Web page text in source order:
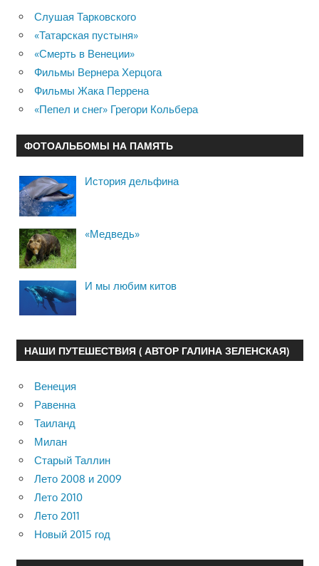
Слушая Тарковского
«Татарская пустыня»
«Смерть в Венеции»
Фильмы Вернера Херцога
Фильмы Жака Перрена
«Пепел и снег» Грегори Кольбера
ФОТОАЛЬБОМЫ НА ПАМЯТЬ
История дельфина
«Медведь»
И мы любим китов
НАШИ ПУТЕШЕСТВИЯ ( АВТОР ГАЛИНА ЗЕЛЕНСКАЯ)
Венеция
Равенна
Таиланд
Милан
Старый Таллин
Лето 2008 и 2009
Лето 2010
Лето 2011
Новый 2015 год